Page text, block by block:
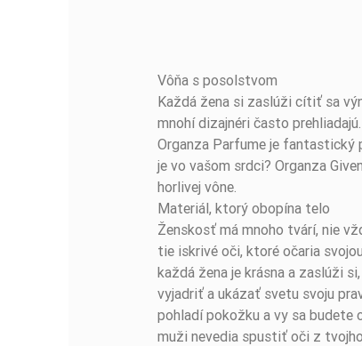
Vôňa s posolstvom
Každá žena si zaslúži cítiť sa
mnohí dizajnéri často
Organza Parfume je fantastický
je vo vašom srdci? Organza
horlivej vône.
Materiál, ktorý obopína telo
Ženskosť má mnoho tvárí, nie
tie iskrivé oči, ktoré očaria
každá žena je krásna a zaslúži
vyjadriť a ukázať svetu svoju
pohladí pokožku a vy sa budete
muži nevedia spustiť oči z
BUĎTE PRVÝ, KTO NAPÍŠE